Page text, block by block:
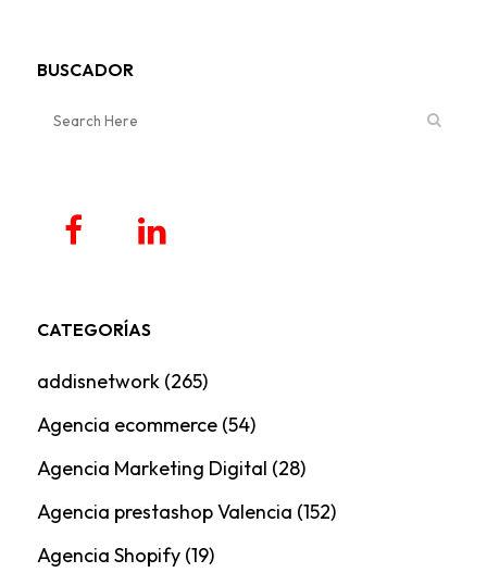
BUSCADOR
CATEGORÍAS
addisnetwork(265)
Agencia ecommerce(54)
Agencia Marketing Digital (28)
Agencia prestashop Valencia (152)
Agencia Shopify(19)